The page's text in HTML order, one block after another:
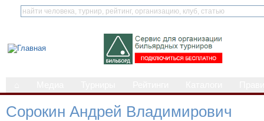
Сорокин Андрей Владимирович